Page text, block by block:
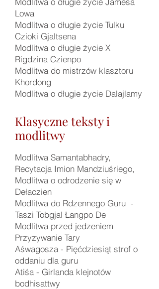
Lowa
Modlitwa o długie życie Tulku
Czioki Gjaltsena
Modlitwa o długie życie X
Rigdzina Czienpo
Modlitwa do mistrzów klasztoru
Khordong
Modlitwa o długie życie Dalajlamy
Klasyczne teksty i
modlitwy
Modlitwa Samantabhadry,
Recytacja Imion Mandziuśriego,
Modlitwa o odrodzenie się w
Dełaczien
Modlitwa do Rdzennego Guru -
Taszi Tobgjal Łangpo De
Modlitwa przed jedzeniem
Przyzywanie Tary
Aśwagosza - Pięćdziesiąt strof o
oddaniu dla guru
Atiśa - Girlanda klejnotów
bodhisattwy